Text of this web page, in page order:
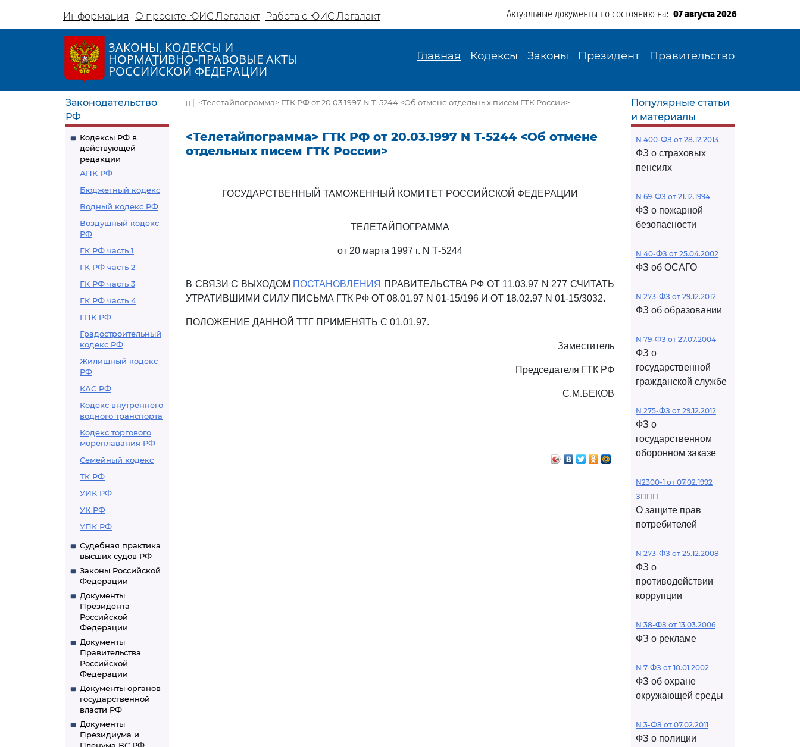
Информация О проекте ЮИС Легалакт Работа с ЮИС Легалакт Актуальные документы по состоянию на: 07 августа 2026
ЗАКОНЫ, КОДЕКСЫ И
НОРМАТИВНО-ПРАВОВЫЕ АКТЫ
РОССИЙСКОЙ ФЕДЕРАЦИИ
Главная Кодексы Законы Президент Правительство
Законодательство
РФ
Кодексы РФ в
действующей
редакции
АПК РФ
Бюджетный кодекс
Водный кодекс РФ
Воздушный кодекс
РФ
ГК РФ часть 1
ГК РФ часть 2
ГК РФ часть 3
ГК РФ часть 4
ГПК РФ
Градостроительный
кодекс РФ
Жилищный кодекс
РФ
КАС РФ
Кодекс внутреннего
водного транспорта
Кодекс торгового
мореплавания РФ
Семейный кодекс
ТК РФ
УИК РФ
УК РФ
УПК РФ
Судебная практика
высших судов РФ
Законы Российской
Федерации
Документы
Президента
Российской
Федерации
Документы
Правительства
Российской
Федерации
Документы органов
государственной
власти РФ
Документы
Президиума и
| <Телетайпограмма> ГТК РФ от 20.03.1997 N Т-5244 <Об отмене отдельных писем ГТК России>
<Телетайпограмма> ГТК РФ от 20.03.1997 N Т-5244 <Об отмене
отдельных писем ГТК России>
ГОСУДАРСТВЕННЫЙ ТАМОЖЕННЫЙ КОМИТЕТ РОССИЙСКОЙ ФЕДЕРАЦИИ
ТЕЛЕТАЙПОГРАММА
от 20 марта 1997 г. N Т-5244
В СВЯЗИ С ВЫХОДОМ ПОСТАНОВЛЕНИЯ ПРАВИТЕЛЬСТВА РФ ОТ 11.03.97 N 277 СЧИТАТЬ
УТРАТИВШИМИ СИЛУ ПИСЬМА ГТК РФ ОТ 08.01.97 N 01-15/196 И ОТ 18.02.97 N 01-15/3032.
ПОЛОЖЕНИЕ ДАННОЙ ТТГ ПРИМЕНЯТЬ С 01.01.97.
Заместитель
Председателя ГТК РФ
С.М.БЕКОВ
Популярные статьи
и материалы
N 400-ФЗ от 28.12.2013
ФЗ о страховых
пенсиях
N 69-ФЗ от 21.12.1994
ФЗ о пожарной
безопасности
N 40-ФЗ от 25.04.2002
ФЗ об ОСАГО
N 273-ФЗ от 29.12.2012
ФЗ об образовании
N 79-ФЗ от 27.07.2004
ФЗ о
государственной
гражданской службе
N 275-ФЗ от 29.12.2012
ФЗ о
государственном
оборонном заказе
N2300-1 от 07.02.1992
ЗППП
О защите прав
потребителей
N 273-ФЗ от 25.12.2008
ФЗ о
противодействии
коррупции
N 38-ФЗ от 13.03.2006
ФЗ о рекламе
N 7-ФЗ от 10.01.2002
ФЗ об охране
окружающей среды
N 3-ФЗ от 07.02.2011
ФЗ о полиции